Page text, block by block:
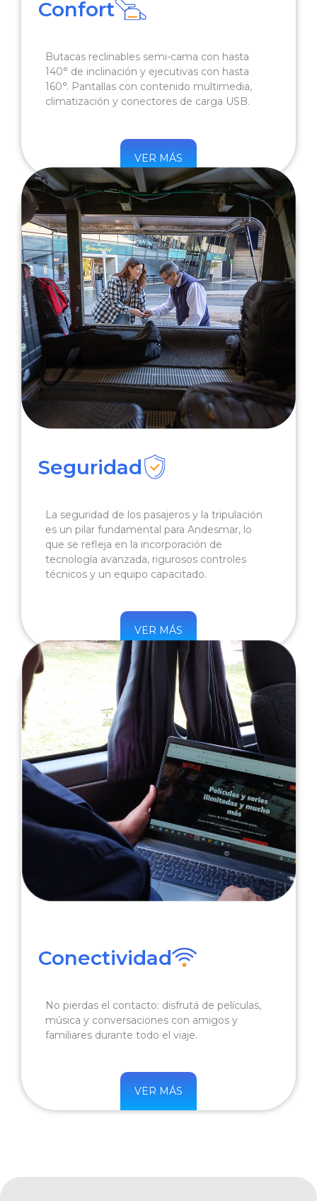
Confort
Butacas reclinables semi-cama con hasta
140° de inclinación y ejecutivas con hasta
160°. Pantallas con contenido multimedia,
climatización y conectores de carga USB.
VER MÁS
Seguridad
La seguridad de los pasajeros y la tripulación
es un pilar fundamental para Andesmar, lo
que se refleja en la incorporación de
tecnología avanzada, rigurosos controles
técnicos y un equipo capacitado.
VER MÁS
Conectividad
No pierdas el contacto: disfrutá de películas,
música y conversaciones con amigos y
familiares durante todo el viaje.
VER MÁS